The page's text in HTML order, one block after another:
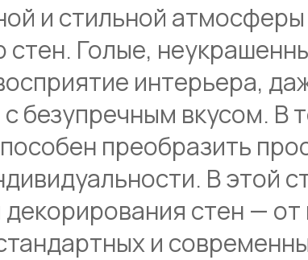
и стильной
Голые,
интерьера,
безупречным вкусом. В
преобразить
В этой
стен — от
и